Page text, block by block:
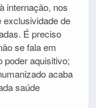
internação, nos
de
É preciso
se fala em
poder aquisitivo;
acaba
saúde